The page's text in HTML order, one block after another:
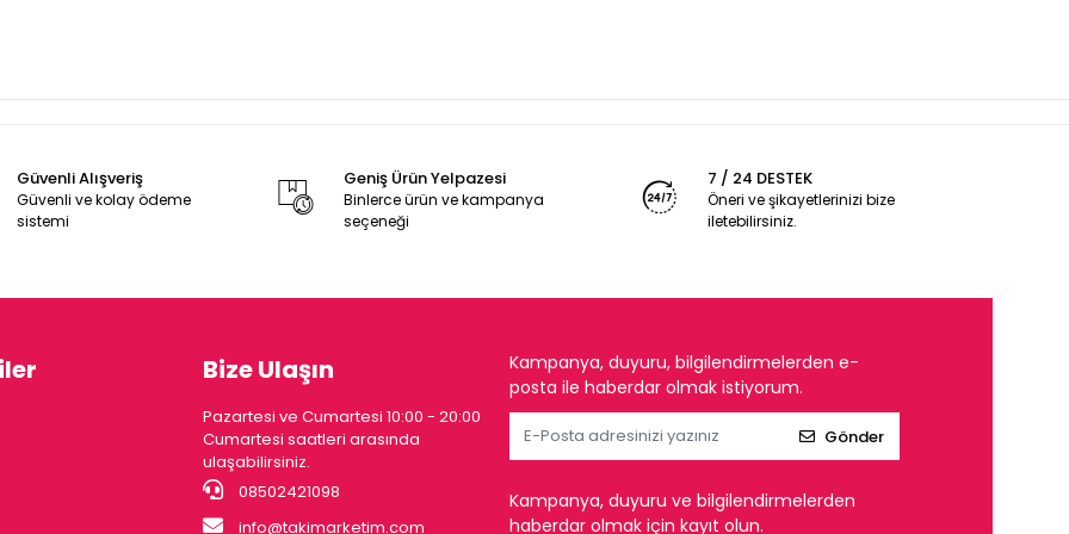
Güvenli Alışveriş
Güvenli ve kolay ödeme
sistemi
Geniş Ürün Yelpazesi
Binlerce ürün ve kampanya
seçeneği
7 / 24 DESTEK
Öneri ve şikayetlerinizi bize
iletebilirsiniz.
Bize Ulaşın
Pazartesi ve Cumartesi 10:00 - 20:00
Cumartesi saatleri arasında
ulaşabilirsiniz.
08502421098
info@takimarketim.com
Kampanya, duyuru, bilgilendirmelerden e-
posta ile haberdar olmak istiyorum.
Gönder
Kampanya, duyuru ve bilgilendirmelerden
haberdar olmak için kayıt olun.